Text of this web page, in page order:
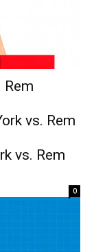
Rem
vs. Rem
vs. Rem
0